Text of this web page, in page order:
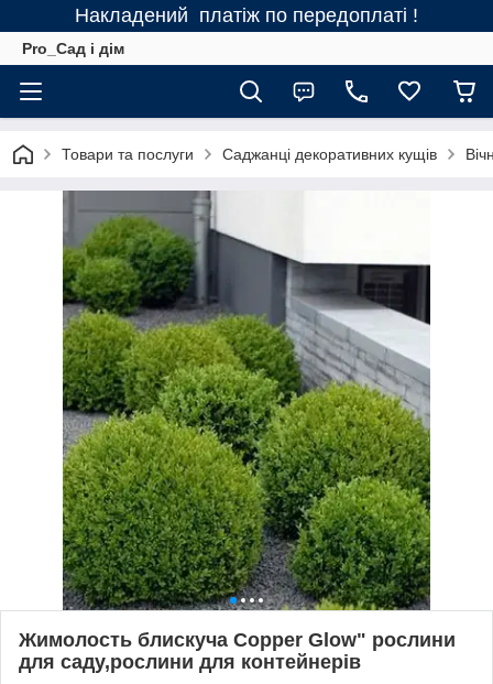
Накладений платіж по передоплаті !
Pro_Сад і дім
Товари та послуги Саджанці декоративних кущів
Жимолость блискуча Copper Glow" рослини
для саду,рослини для контейнерів